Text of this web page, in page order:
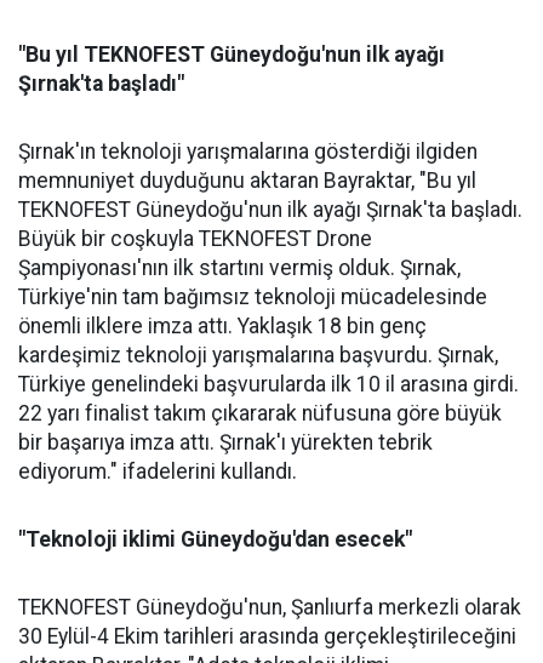
"Bu yıl TEKNOFEST Güneydoğu'nun ilk ayağı
Şırnak'ta başladı"
Şırnak'ın teknoloji yarışmalarına gösterdiği ilgiden
memnuniyet duyduğunu aktaran Bayraktar, "Bu yıl
TEKNOFEST Güneydoğu'nun ilk ayağı Şırnak'ta başladı.
Büyük bir coşkuyla TEKNOFEST Drone
Şampiyonası'nın ilk startını vermiş olduk. Şırnak,
Türkiye'nin tam bağımsız teknoloji mücadelesinde
önemli ilklere imza attı. Yaklaşık 18 bin genç
kardeşimiz teknoloji yarışmalarına başvurdu. Şırnak,
Türkiye genelindeki başvurularda ilk 10 il arasına girdi.
22 yarı finalist takım çıkararak nüfusuna göre büyük
bir başarıya imza attı. Şırnak'ı yürekten tebrik
ediyorum." ifadelerini kullandı.
"Teknoloji iklimi Güneydoğu'dan esecek"
TEKNOFEST Güneydoğu'nun, Şanlıurfa merkezli olarak
30 Eylül-4 Ekim tarihleri arasında gerçekleştirileceğini